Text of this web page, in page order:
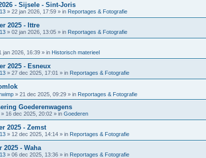
- Sijsele - Sint-Joris
» 22 jan 2026, 17:59 » in Reportages & Fotografie
2025 - Ittre
» 02 jan 2026, 13:05 » in Reportages & Fotografie
jan 2026, 16:39 » in Historisch materieel
2025 - Esneux
» 27 dec 2025, 17:01 » in Reportages & Fotografie
» 21 dec 2025, 09:29 » in Reportages & Fotografie
Goederenwagens
» 16 dec 2025, 20:02 » in Goederen
2025 - Zemst
» 12 dec 2025, 14:14 » in Reportages & Fotografie
2025 - Waha
» 06 dec 2025, 13:36 » in Reportages & Fotografie